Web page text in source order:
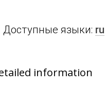
Доступные языки: ru
information